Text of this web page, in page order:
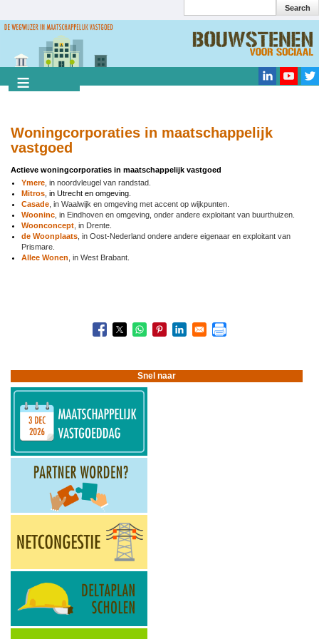
naar
gaan
Search
Woningcorporaties in maatschappelijk
vastgoed
Actieve woningcorporaties in maatschappelijk vastgoed
Ymere , in noordvleugel van randstad.
Mitros , in Utrecht en omgeving.
Casade , in Waalwijk en omgeving met accent op wijkpunten.
Wooninc , in Eindhoven en omgeving, onder andere exploitant van buurthuizen.
Woonconcept , in Drente.
de Woonplaats , in Oost-Nederland ondere andere eigenaar en exploitant van
Prismare.
Allee Wonen , in West Brabant.
in
maatschappelijk
vastgoed
Snel naar